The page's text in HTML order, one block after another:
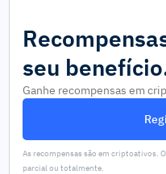
seu
Ganhe recompensas em
As recompensas são em criptoativos.
parcial ou totalmente.